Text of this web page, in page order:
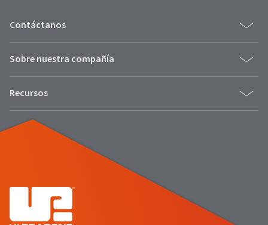
Contáctanos
Sobre nuestra compañía
Recursos